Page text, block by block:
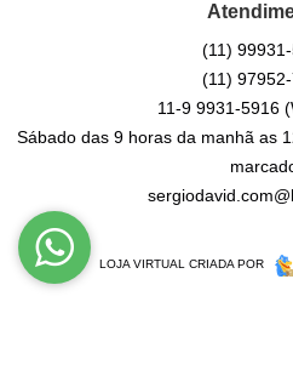
(11)
(11)
11-99931-5916
Sábado das 9 horas da manhã as
LOJA VIRTUAL CRIADA POR